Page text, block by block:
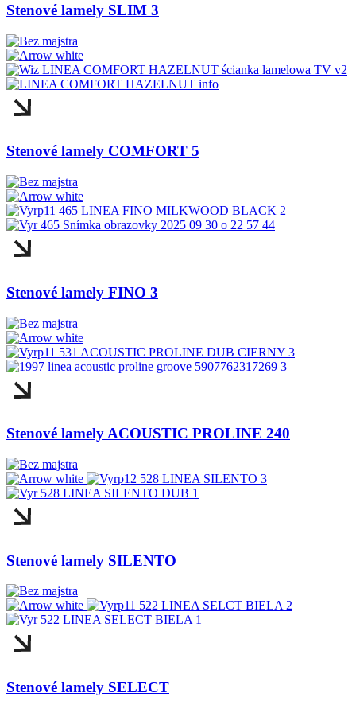
Stenové lamely SLIM 3
Stenové lamely COMFORT 5
Stenové lamely FINO 3
Stenové lamely ACOUSTIC PROLINE 240
Stenové lamely SILENTO
Stenové lamely SELECT